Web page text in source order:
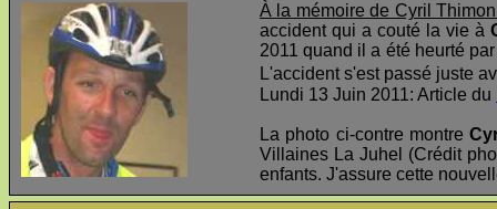
À la mémoire de Cyril
accident qui a couté la vie à
2011 quand il a été heurté
L'accident s'est passé juste
Lundi 13 Juin 2011: Article du
La photo ci-contre montre
Villaines La Juhel (Crédit
enfants. J'assure cette